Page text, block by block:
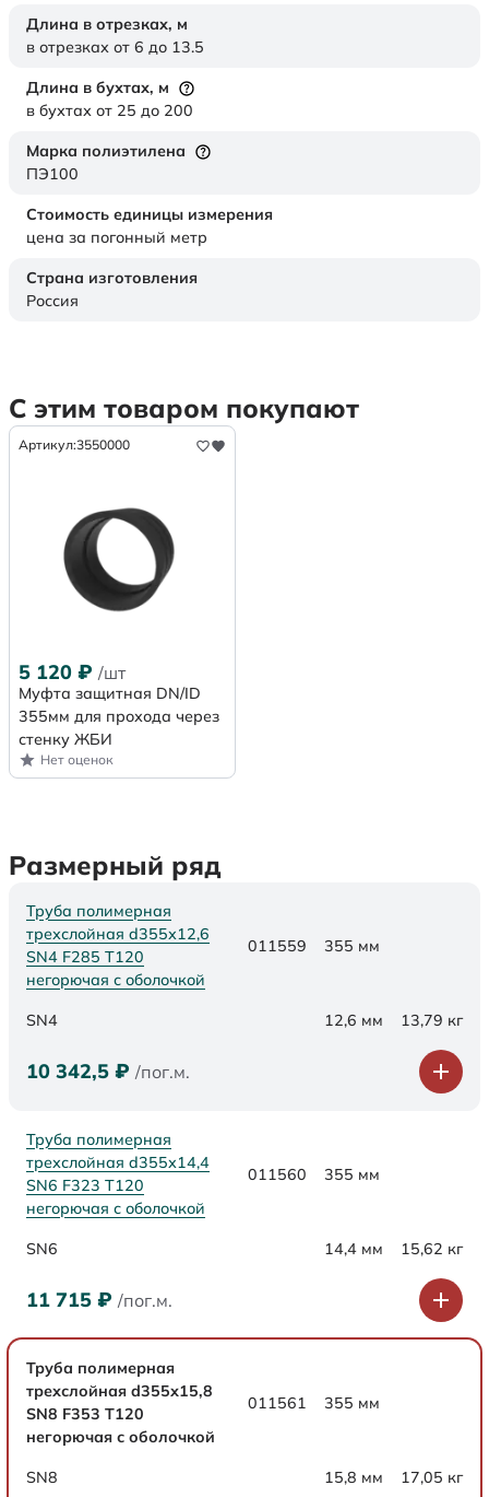
Длина в отрезках, м
в отрезках от 6 до 13.5
Длина в бухтах, м
в бухтах от 25 до 200
Марка полиэтилена
ПЭ100
Стоимость единицы измерения
цена за погонный метр
Страна изготовления
Россия
С этим товаром покупают
Артикул:3550000
5 120 ₽ /шт
Муфта защитная DN/ID
355мм для прохода через
стенку ЖБИ
Нет оценок
Размерный ряд
Труба полимерная
трехслойная d355х12,6
SN4 F285 Т120
негорючая с оболочкой
011559 355 мм
SN4 12,6 мм 13,79 кг
10 342,5 ₽ /пог.м.
Труба полимерная
трехслойная d355х14,4
SN6 F323 Т120
негорючая с оболочкой
011560 355 мм
SN6 14,4 мм 15,62 кг
11 715 ₽ /пог.м.
Труба полимерная
трехслойная d355х15,8
SN8 F353 Т120
негорючая с оболочкой
011561 355 мм
SN8 15,8 мм 17,05 кг